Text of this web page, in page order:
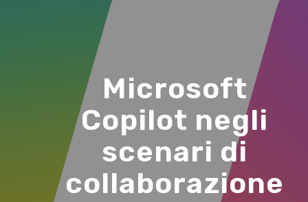
Microsoft
Copilot negli
scenari di
collaborazione